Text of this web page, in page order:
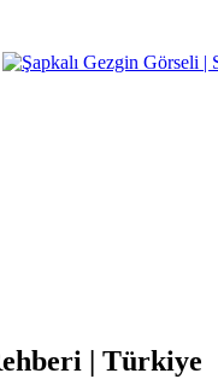
| Türkiye